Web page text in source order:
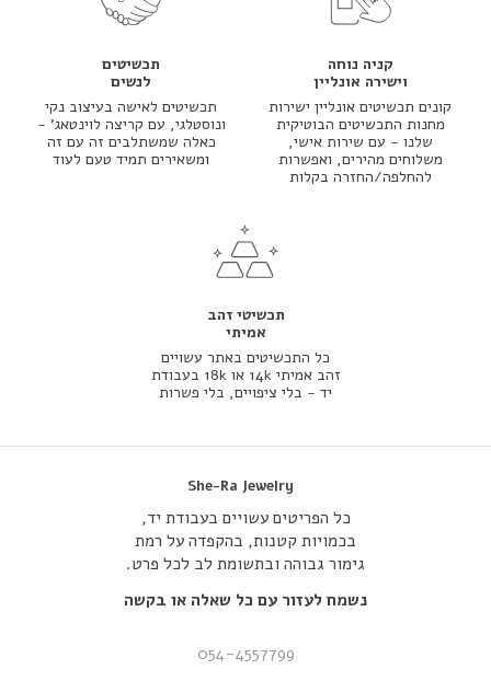
תכשיטים
לנשים
תכשיטים לאישה בעיצוב נקי
ונוסטלגי, עם קריצה לוינטאג' -
כאלה שמשתלבים זה עם זה
ומשאירים תמיד טעם לעוד
תכשיטי זהב
אמיתי
כל התכשיטים באתר עשויים
זהב אמיתי 14k או 18k בעבודת
יד - בלי ציפויים, בלי פשרות
קניה נוחה
וישירה אונליין
קונים תכשיטים אונליין ישירות
מחנות התכשיטים הבוטיקית
שלנו - עם שירות אישי,
משלוחים מהירים, ואפשרות
להחלפה/החזרה בקלות
She-Ra Jewelry
כל הפריטים עשויים בעבודת יד,
בכמויות קטנות, בהקפדה על רמת
גימור גבוהה ובתשומת לב לכל פרט.
נשמח לעזור עם כל שאלה או בקשה
054-4557799